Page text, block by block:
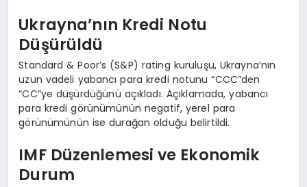
Ukrayna’nın Kredi Notu
Düşürüldü
Standard & Poor’s (S&P) rating kuruluşu, Ukrayna’nın
uzun vadeli yabancı para kredi notunu “CCC”den
“CC”ye düşürdüğünü açıkladı. Açıklamada, yabancı
para kredi görünümünün negatif, yerel para
görünümünün ise durağan olduğu belirtildi.
IMF Düzenlemesi ve Ekonomik
Durum